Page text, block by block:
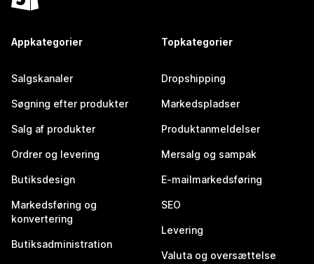
Appkategorier
Salgskanaler
Søgning efter produkter
Salg af produkter
Ordrer og levering
Butiksdesign
Markedsføring og
konvertering
Butiksadministration
Topkategorier
Dropshipping
Markedspladser
Produktanmeldelser
Mersalg og sampak
E-mailmarkedsføring
SEO
Levering
Valuta og oversættelse